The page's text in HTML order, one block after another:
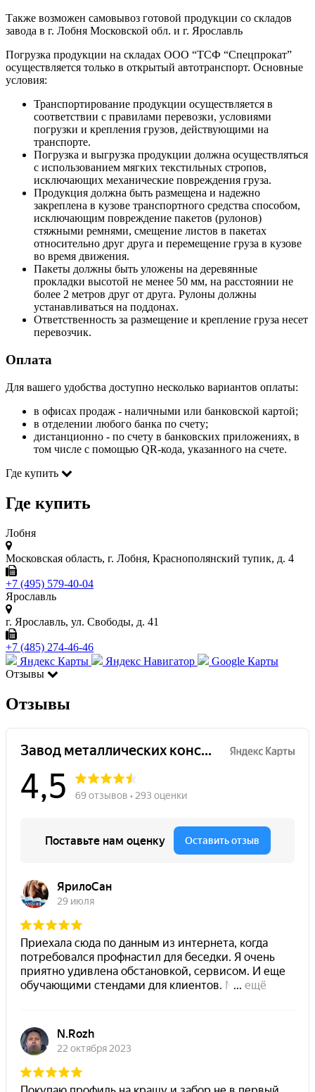
Также возможен самовывоз готовой продукции со складов
завода в г. Лобня Московской обл. и г. Ярославль
Погрузка продукции на складах ООО “ТСФ “Спецпрокат”
осуществляется только в открытый автотранспорт. Основные
условия:
Транспортирование продукции осуществляется в
соответствии с правилами перевозки, условиями
погрузки и крепления грузов, действующими на
транспорте.
Погрузка и выгрузка продукции должна осуществляться
с использованием мягких текстильных стропов,
исключающих механические повреждения груза.
Продукция должна быть размещена и надежно
закреплена в кузове транспортного средства способом,
исключающим повреждение пакетов (рулонов)
стяжными ремнями, смещение листов в пакетах
относительно друг друга и перемещение груза в кузове
во время движения.
Пакеты должны быть уложены на деревянные
прокладки высотой не менее 50 мм, на расстоянии не
более 2 метров друг от друга. Рулоны должны
устанавливаться на поддонах.
Ответственность за размещение и крепление груза несет
перевозчик.
Оплата
Для вашего удобства доступно несколько вариантов оплаты:
в офисах продаж - наличными или банковской картой;
в отделении любого банка по счету;
дистанционно - по счету в банковских приложениях, в
том числе с помощью QR-кода, указанного на счете.
Где купить
Где купить
Лобня
Московская область, г. Лобня, Краснополянский тупик, д. 4
+7 (495) 579-40-04
Ярославль
г. Ярославль, ул. Свободы, д. 41
+7 (485) 274-46-46
Яндекс Карты
Яндекс Навигатор
Google Карты
Отзывы
Отзывы